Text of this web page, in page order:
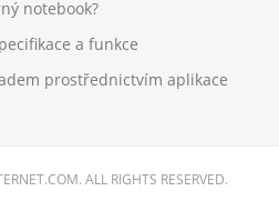
notebook?
a funkce
prostřednictvím aplikace
ALL RIGHTS RESERVED.